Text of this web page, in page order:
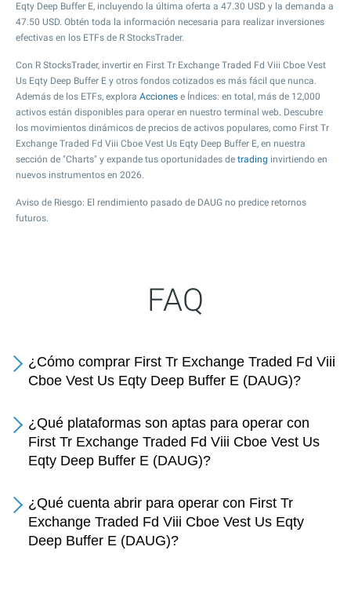
Eqty Deep Buffer E, incluyendo la última oferta a 47.30 USD y la demanda a
47.50 USD. Obtén toda la información necesaria para realizar inversiones
efectivas en los ETFs de R StocksTrader.
Con R StocksTrader, invertir en First Tr Exchange Traded Fd Viii Cboe Vest
Us Eqty Deep Buffer E y otros fondos cotizados es más fácil que nunca.
Además de los ETFs, explora Acciones e Índices: en total, más de 12,000
activos están disponibles para operar en nuestro terminal web. Descubre
los movimientos dinámicos de precios de activos populares, como First Tr
Exchange Traded Fd Viii Cboe Vest Us Eqty Deep Buffer E, en nuestra
sección de "Charts" y expande tus oportunidades de trading invirtiendo en
nuevos instrumentos en 2026.
Aviso de Riesgo: El rendimiento pasado de DAUG no predice retornos
futuros.
FAQ
¿Cómo comprar First Tr Exchange Traded Fd Viii
Cboe Vest Us Eqty Deep Buffer E (DAUG)?
¿Qué plataformas son aptas para operar con
First Tr Exchange Traded Fd Viii Cboe Vest Us
Eqty Deep Buffer E (DAUG)?
¿Qué cuenta abrir para operar con First Tr
Exchange Traded Fd Viii Cboe Vest Us Eqty
Deep Buffer E (DAUG)?